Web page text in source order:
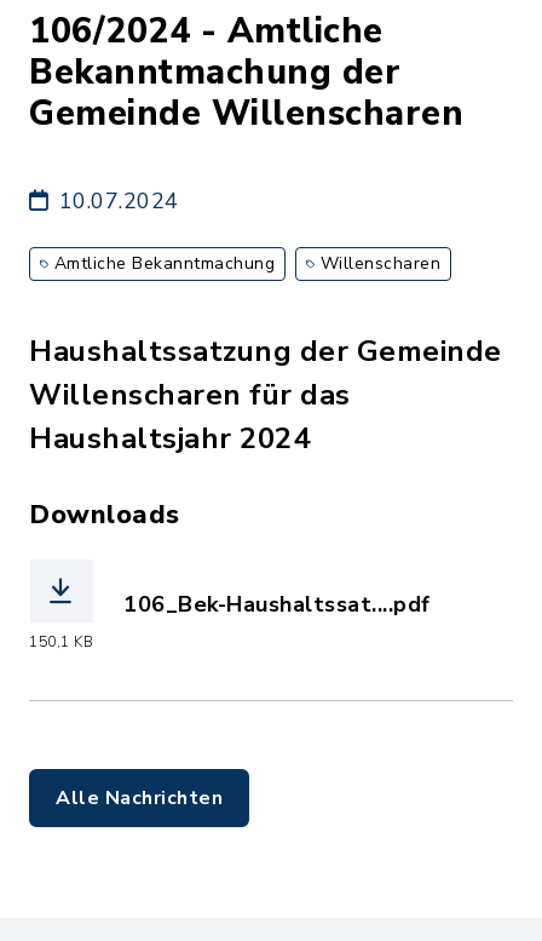
106/2024 - Amtliche
Bekanntmachung der
Gemeinde Willenscharen
10.07.2024
Amtliche Bekanntmachung Willenscharen
Haushaltssatzung der Gemeinde
Willenscharen für das
Haushaltsjahr 2024
Downloads
150,1 KB
106_Bek-Haushaltssat....pdf
Alle Nachrichten